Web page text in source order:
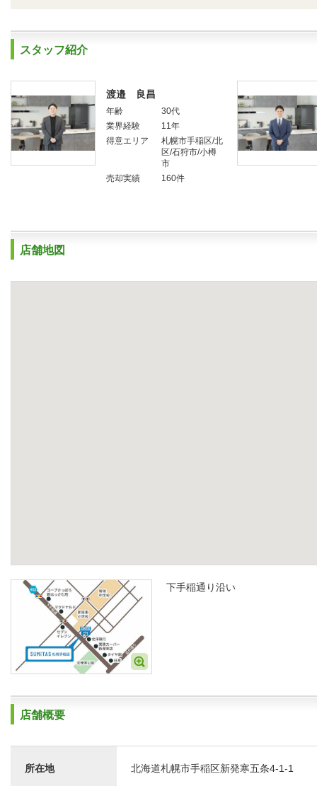
スタッフ紹介
渡邉 良昌
年齢
30代
業界経験
11年
得意エリア
札幌市手稲区/北
区/石狩市/小樽
市
売却実績
160件
店舗地図
下手稲通り沿い
店舗概要
所在地 北海道札幌市手稲区新発寒五条4-1-1